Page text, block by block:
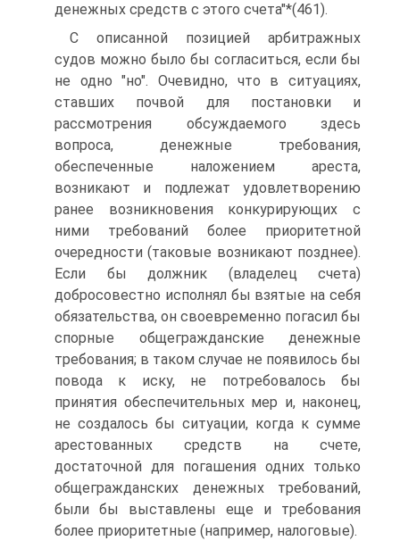
денежных средств с этого счета"*(461).
С описанной позицией арбитражных
судов можно было бы согласиться, если бы
не одно "но". Очевидно, что в ситуациях,
ставших почвой для постановки и
рассмотрения обсуждаемого здесь
вопроса, денежные требования,
обеспеченные наложением ареста,
возникают и подлежат удовлетворению
ранее возникновения конкурирующих с
ними требований более приоритетной
очередности (таковые возникают позднее).
Если бы должник (владелец счета)
добросовестно исполнял бы взятые на себя
обязательства, он своевременно погасил бы
спорные общегражданские денежные
требования; в таком случае не появилось бы
повода к иску, не потребовалось бы
принятия обеспечительных мер и, наконец,
не создалось бы ситуации, когда к сумме
арестованных средств на счете,
достаточной для погашения одних только
общегражданских денежных требований,
были бы выставлены еще и требования
более приоритетные (например, налоговые).